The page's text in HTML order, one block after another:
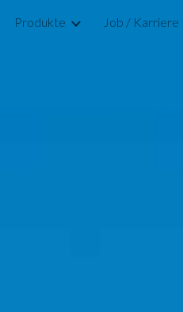
Skip to navigation
Produkte Job / Karriere